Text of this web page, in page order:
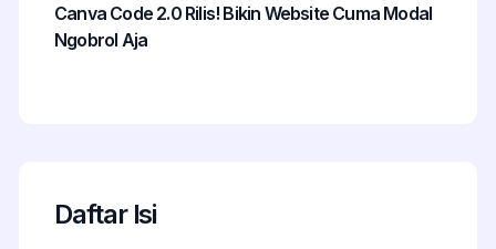
Canva Code 2.0 Rilis! Bikin Website Cuma Modal
Ngobrol Aja
Daftar Isi